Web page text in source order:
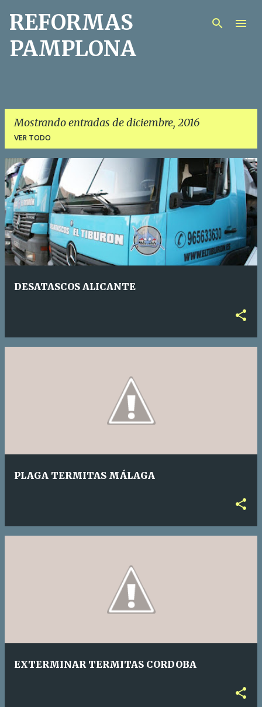
Ir al contenido principal
REFORMAS
PAMPLONA
Mostrando entradas de diciembre, 2016
VER TODO
E
n
t
r
a
d
DESATASCOS ALICANTE
PLAGA TERMITAS MÁLAGA
EXTERMINAR TERMITAS CORDOBA